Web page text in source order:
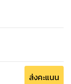
ส่งคะแนน